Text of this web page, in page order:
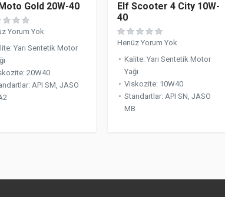
Gold 20W-40
Yorum Yok
: Yarı Sentetik Motor
: 20W40
: API SM, JASO
Elf Scooter 4 City 10W-
40
Henüz Yorum Yok
Kalite: Yarı Sentetik Motor
Yağı
Viskozite: 10W40
Standartlar: API SN, JASO
MB